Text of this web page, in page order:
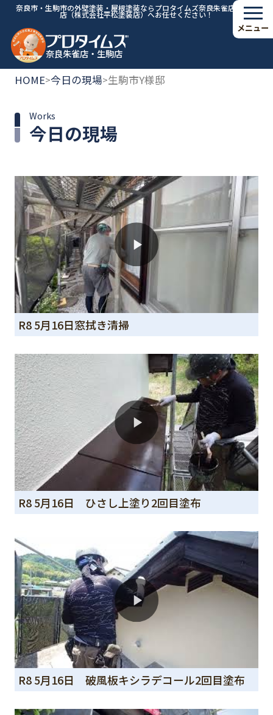
奈良市・生駒市の外壁塗装・屋根塗装ならプロタイムズ奈良朱雀店・生駒
店（株式会社平松塗装店）へお任せください！
奈良朱雀店・生駒店
メニュー
HOME>今日の現場>生駒市Y様邸
今日の現場
Works
R8 5月16日窓拭き清掃
R8 5月16日 ひさし上塗り2回目塗布
R8 5月16日 破風板キシラデコール2回目塗布